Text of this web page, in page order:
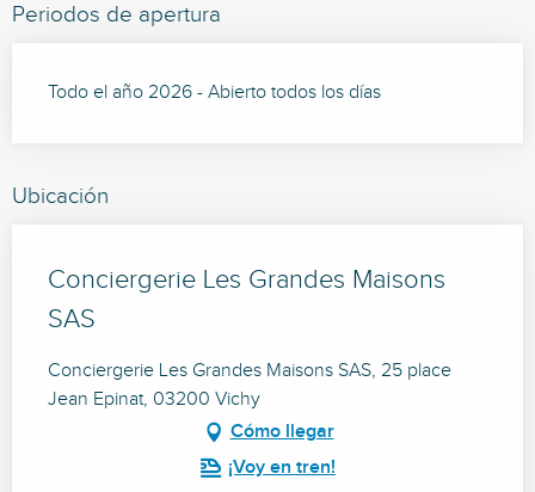
Periodos de apertura
Todo el año 2026 - Abierto todos los días
Ubicación
Conciergerie Les Grandes Maisons
SAS
Conciergerie Les Grandes Maisons SAS, 25 place
Jean Epinat, 03200 Vichy
Cómo llegar
¡Voy en tren!